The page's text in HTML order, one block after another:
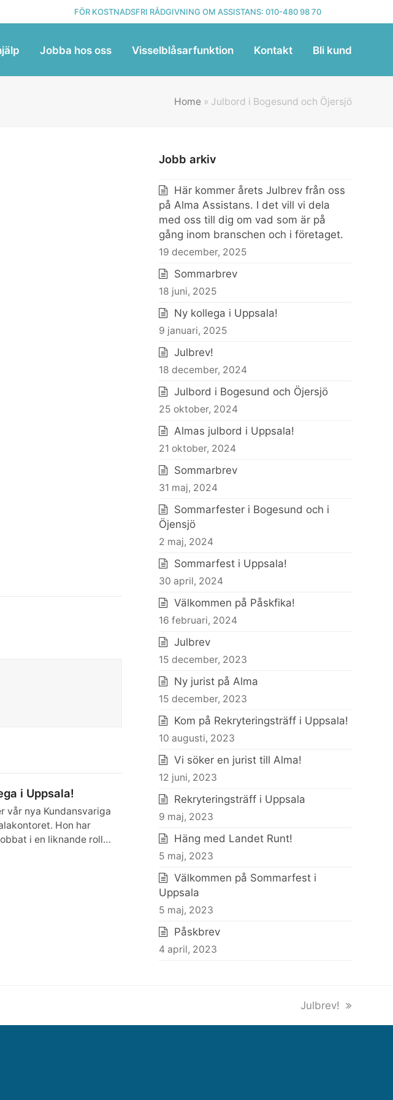
FÖR KOSTNADSFRI RÅDGIVNING OM ASSISTANS: 010-480 98 70
Jobba hos oss Visselblåsarfunktion Kontakt Bli kund
Home» Julbord i Bogesund och Öjersjö
i Uppsala!
vår nya Kundansvariga
Hon har
i en liknande roll…
Jobb arkiv
Här kommer årets Julbrev från oss
på Alma Assistans. I det vill vi dela
med oss till dig om vad som är på
gång inom branschen och i företaget.
19 december, 2025
Sommarbrev
18 juni, 2025
Ny kollega i Uppsala!
9 januari, 2025
Julbrev!
18 december, 2024
Julbord i Bogesund och Öjersjö
25 oktober, 2024
Almas julbord i Uppsala!
21 oktober, 2024
Sommarbrev
31 maj, 2024
Sommarfester i Bogesund och i
Öjensjö
2 maj, 2024
Sommarfest i Uppsala!
30 april, 2024
Välkommen på Påskfika!
16 februari, 2024
Julbrev
15 december, 2023
Ny jurist på Alma
15 december, 2023
Kom på Rekryteringsträff i Uppsala!
10 augusti, 2023
Vi söker en jurist till Alma!
12 juni, 2023
Rekryteringsträff i Uppsala
9 maj, 2023
Häng med Landet Runt!
5 maj, 2023
Välkommen på Sommarfest i
Uppsala
5 maj, 2023
Påskbrev
4 april, 2023
next
Julbrev!